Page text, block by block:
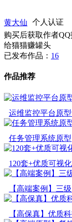
黄大仙
个人认证
购买后获取作者
给猫猫赚罐头
已发布作品： 16
作品推荐
运维监控平台原
任务管理系统原型
120套+优质可视
【高端案例】三
【高保真】优质